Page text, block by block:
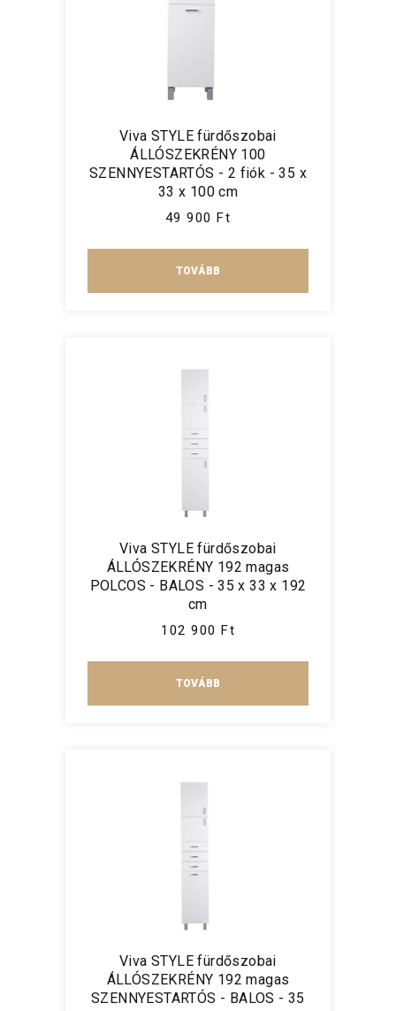
Viva STYLE fürdőszobai
ÁLLÓSZEKRÉNY 100
SZENNYESTARTÓS - 2 fiók - 35 x
33 x 100 cm
49 900 Ft
TOVÁBB
Viva STYLE fürdőszobai
ÁLLÓSZEKRÉNY 192 magas
POLCOS - BALOS - 35 x 33 x 192
cm
102 900 Ft
TOVÁBB
Viva STYLE fürdőszobai
ÁLLÓSZEKRÉNY 192 magas
SZENNYESTARTÓS - BALOS - 35